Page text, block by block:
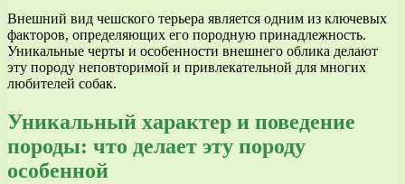
Внешний вид чешского терьера является одним из ключевых
факторов, определяющих его породную принадлежность.
Уникальные черты и особенности внешнего облика делают
эту породу неповторимой и привлекательной для многих
любителей собак.
Уникальный характер и поведение
породы: что делает эту породу
особенной